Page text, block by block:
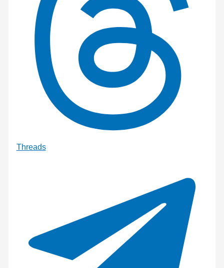
Threads